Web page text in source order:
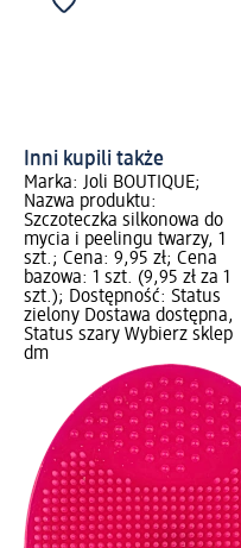
Inni kupili także
Marka: Joli BOUTIQUE;
Nazwa produktu:
Szczoteczka silkonowa do
mycia i peelingu twarzy, 1
szt.; Cena: 9,95 zł; Cena
bazowa: 1 szt. (9,95 zł za 1
szt.); Dostępność: Status
zielony Dostawa dostępna,
Status szary Wybierz sklep
dm